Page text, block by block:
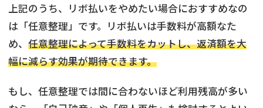
上記のうち、リボ払いをやめたい場合におすすめなの
は「任意整理」です。リボ払いは手数料が高額なた
め、 任意整理によって手数料をカットし、返済額を大
幅に減らす効果が期待できます。
もし、任意整理では間に合わないほど利用残高が多い